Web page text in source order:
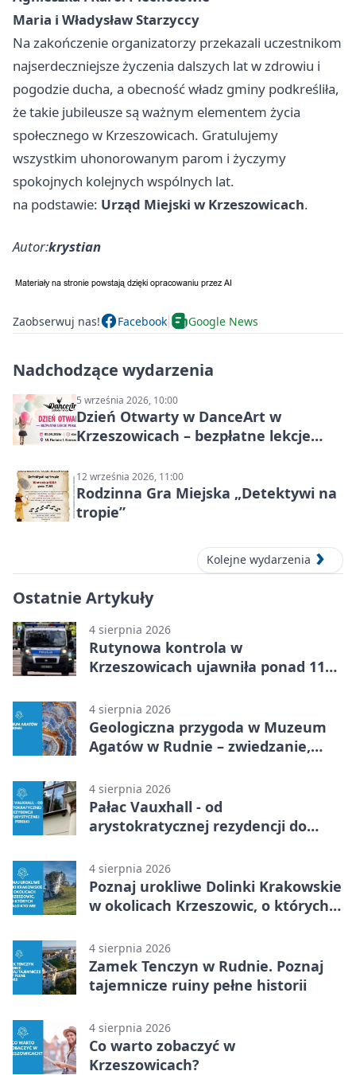
Maria i Władysław Starzyccy
Na zakończenie organizatorzy przekazali uczestnikom
najserdeczniejsze życzenia dalszych lat w zdrowiu i
pogodzie ducha, a obecność władz gminy podkreśliła,
że takie jubileusze są ważnym elementem życia
społecznego w Krzeszowicach. Gratulujemy
wszystkim uhonorowanym parom i życzymy
spokojnych kolejnych wspólnych lat.
na podstawie: Urząd Miejski w Krzeszowicach.
Autor:krystian
Zaobserwuj nas! Facebook Google News
Nadchodzące wydarzenia
5 września 2026, 10:00
Dzień Otwarty w DanceArt w
Krzeszowicach – bezpłatne lekcje
12 września 2026, 11:00
Rodzinna Gra Miejska „Detektywi na
tropie”
Kolejne wydarzenia
Ostatnie Artykuły
4 sierpnia 2026
Rutynowa kontrola w
Krzeszowicach ujawniła ponad 110
4 sierpnia 2026
Geologiczna przygoda w Muzeum
Agatów w Rudnie – zwiedzanie,
minerałów
4 sierpnia 2026
Pałac Vauxhall - od
arystokratycznej rezydencji do
4 sierpnia 2026
Poznaj urokliwe Dolinki Krakowskie
w okolicach Krzeszowic, o których
4 sierpnia 2026
Zamek Tenczyn w Rudnie. Poznaj
tajemnicze ruiny pełne historii
4 sierpnia 2026
Co warto zobaczyć w
Krzeszowicach?